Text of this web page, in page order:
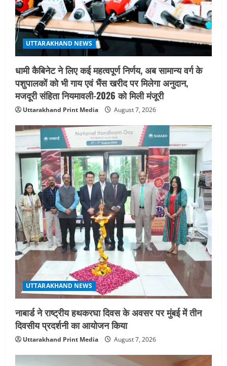
UTTARAKHAND NEWS
धामी कैबिनेट ने लिए कई महत्वपूर्ण निर्णय, अब सामान्य वर्ग के
पशुपालकों को भी गाय एवं भैंस खरीद पर मिलेगा अनुदान,
मजदूरी संहिता नियमावली-2026 को मिली मंजूरी
Uttarakhand Print Media August 7, 2026
UTTARAKHAND NEWS
नाबार्ड ने राष्ट्रीय हथकरघा दिवस के अवसर पर मुंबई में तीन
दिवसीय प्रदर्शनी का आयोजन किया
Uttarakhand Print Media August 7, 2026